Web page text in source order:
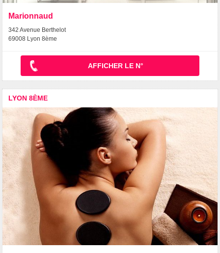
Marionnaud
342 Avenue Berthelot
69008 Lyon 8ème
AFFICHER LE N°
LYON 8ÈME